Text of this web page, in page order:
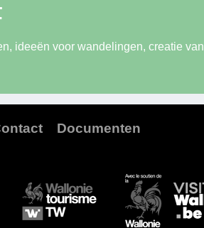
ideeën voor wandelingen, creatie van
Documenten